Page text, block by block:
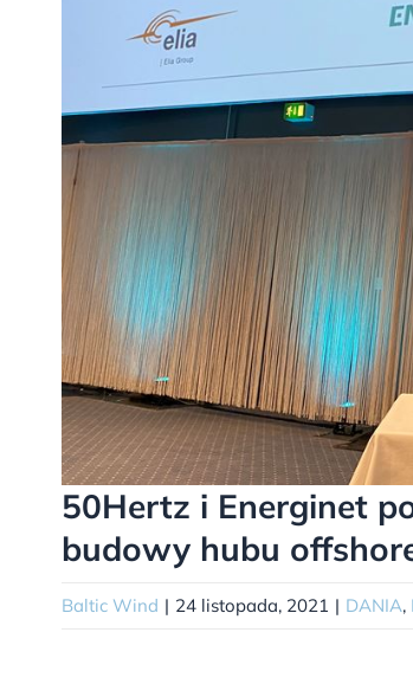
50Hertz i Energinet
budowy hubu
Baltic Wind | 24 listopada, 2021 | DANIA,